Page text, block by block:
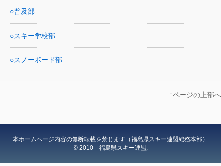
普及部
スキー学校部
スノーボード部
↑ページの上部へ
本ホームページ内容の無断転載を禁じます（福島県スキー連盟総務本部）
© 2010 福島県スキー連盟.